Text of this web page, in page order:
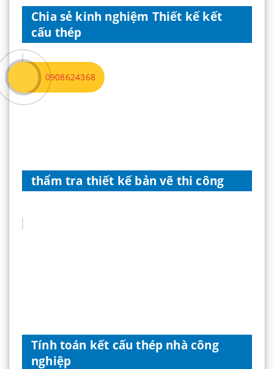
Chia sẻ kinh nghiệm Thiết kế kết
cấu thép
thẩm tra thiết kế bản vẽ thi công
Tính toán kết cấu thép nhà công
nghiệp
0908624368